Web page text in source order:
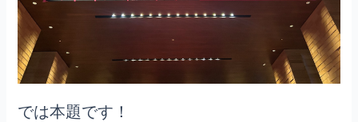
では本題です！